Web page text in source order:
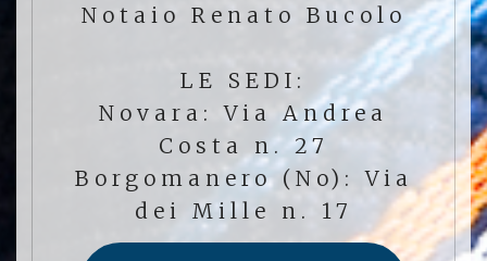
Notaio Renato Bucolo
LE SEDI:
Novara: Via Andrea
Costa n. 27
Borgomanero (No): Via
dei Mille n. 17